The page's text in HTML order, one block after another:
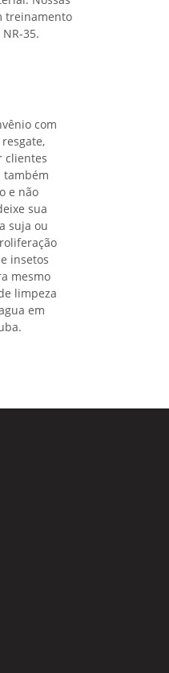
treinamento
35.
com
clientes
e não
sua
suja ou
insetos
mesmo
limpeza
em